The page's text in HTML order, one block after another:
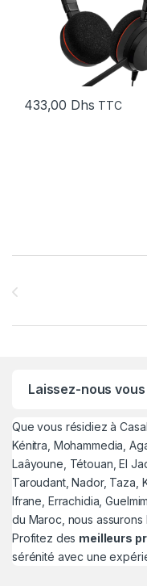
433,00 Dhs TTC
Laissez-nous
Que vous résidiez à
Kénitra, Mohammedia,
Laâyoune, Tétouan, El
Taroudant, Nador, Taza,
Ifrane, Errachidia,
du Maroc, nous
Profitez des meilleurs
sérénité avec une